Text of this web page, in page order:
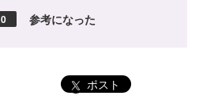
0 参考になった
ポスト